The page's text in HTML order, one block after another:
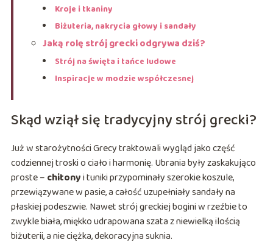
Kroje i tkaniny
Biżuteria, nakrycia głowy i sandały
Jaką rolę strój grecki odgrywa dziś?
Strój na święta i tańce ludowe
Inspiracje w modzie współczesnej
Skąd wziął się tradycyjny strój grecki?
Już w starożytności Grecy traktowali wygląd jako część
codziennej troski o ciało i harmonię. Ubrania były zaskakująco
proste – chitonyi tuniki przypominały szerokie koszule,
przewiązywane w pasie, a całość uzupełniały sandały na
płaskiej podeszwie. Nawet strój greckiej bogini w rzeźbie to
zwykle biała, miękko udrapowana szata z niewielką ilością
biżuterii, a nie ciężka, dekoracyjna suknia.